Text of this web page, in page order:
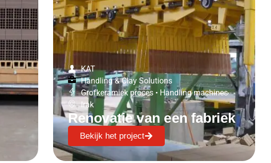
KAT
Handling & Clay Solutions
Grofkeramiek proces • Handling machines
Irak
Renovatie van een fabriek
Bekijk het project